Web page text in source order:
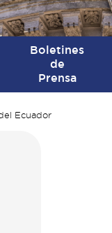
Boletines
de
Prensa
Ecuador